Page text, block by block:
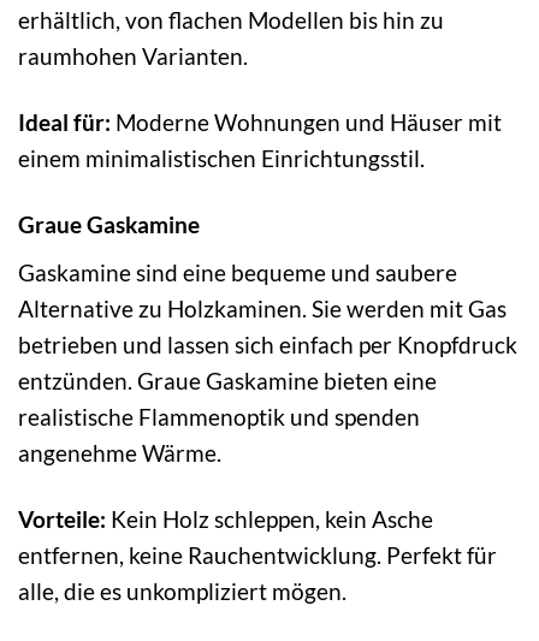
erhältlich, von flachen Modellen bis hin zu
raumhohen Varianten.
Ideal für: Moderne Wohnungen und Häuser mit
einem minimalistischen Einrichtungsstil.
Graue Gaskamine
Gaskamine sind eine bequeme und saubere
Alternative zu Holzkaminen. Sie werden mit Gas
betrieben und lassen sich einfach per Knopfdruck
entzünden. Graue Gaskamine bieten eine
realistische Flammenoptik und spenden
angenehme Wärme.
Vorteile: Kein Holz schleppen, kein Asche
entfernen, keine Rauchentwicklung. Perfekt für
alle, die es unkompliziert mögen.